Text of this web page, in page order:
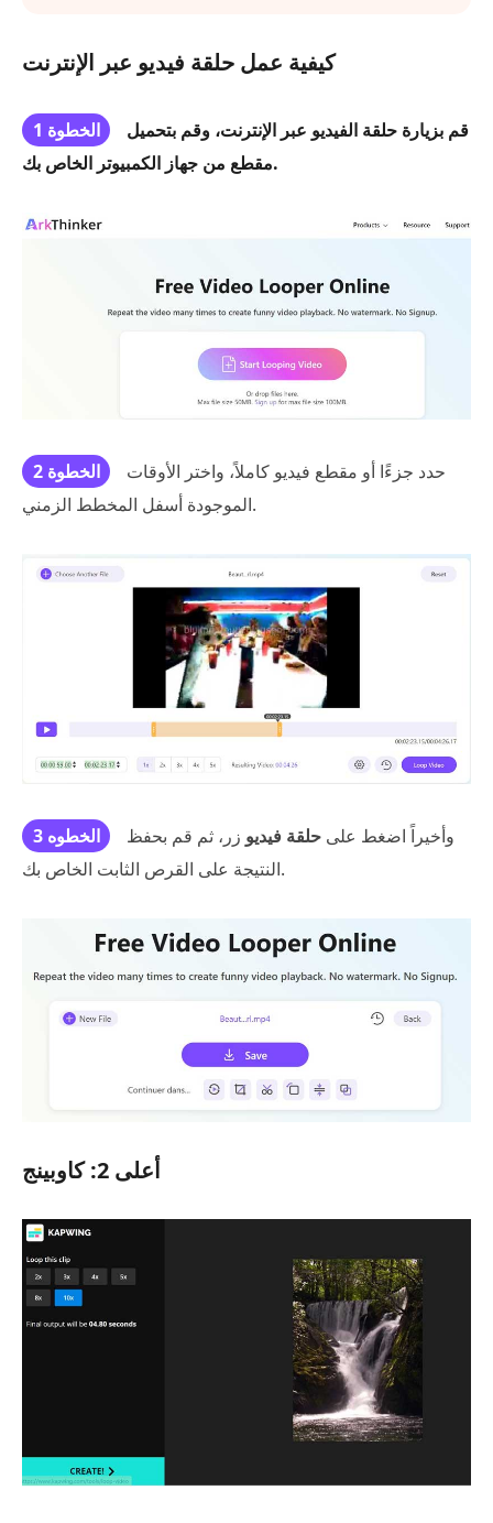
كيفية عمل حلقة فيديو عبر الإنترنت
الخطوة 1
قم بزيارة حلقة الفيديو عبر الإنترنت، وقم بتحميل
مقطع من جهاز الكمبيوتر الخاص بك.
الخطوة 2
حدد جزءًا أو مقطع فيديو كاملاً، واختر الأوقات
الموجودة أسفل المخطط الزمني.
الخطوه 3 وأخيراً اضغط على حلقة فيديو زر، ثم قم بحفظ
النتيجة على القرص الثابت الخاص بك.
أعلى 2: كاوبينج